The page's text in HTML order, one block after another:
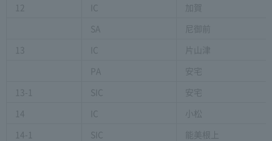
12
IC
加賀
SA
尼御前
13
IC
片山津
PA
安宅
13-1
SIC
安宅
14
IC
小松
14-1
SIC
能美根上